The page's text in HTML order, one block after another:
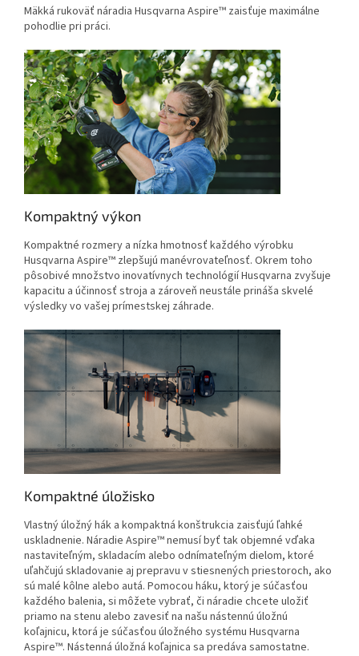
Mäkká rukoväť náradia Husqvarna Aspire™ zaisťuje maximálne
pohodlie pri práci.
Kompaktný výkon
Kompaktné rozmery a nízka hmotnosť každého výrobku
Husqvarna Aspire™ zlepšujú manévrovateľnosť. Okrem toho
pôsobivé množstvo inovatívnych technológií Husqvarna zvyšuje
kapacitu a účinnosť stroja a zároveň neustále prináša skvelé
výsledky vo vašej prímestskej záhrade.
Kompaktné úložisko
Vlastný úložný hák a kompaktná konštrukcia zaisťujú ľahké
uskladnenie. Náradie Aspire™ nemusí byť tak objemné vďaka
nastaviteľným, skladacím alebo odnímateľným dielom, ktoré
uľahčujú skladovanie aj prepravu v stiesnených priestoroch, ako
sú malé kôlne alebo autá. Pomocou háku, ktorý je súčasťou
každého balenia, si môžete vybrať, či náradie chcete uložiť
priamo na stenu alebo zavesiť na našu nástennú úložnú
koľajnicu, ktorá je súčasťou úložného systému Husqvarna
Aspire™. Nástenná úložná koľajnica sa predáva samostatne.